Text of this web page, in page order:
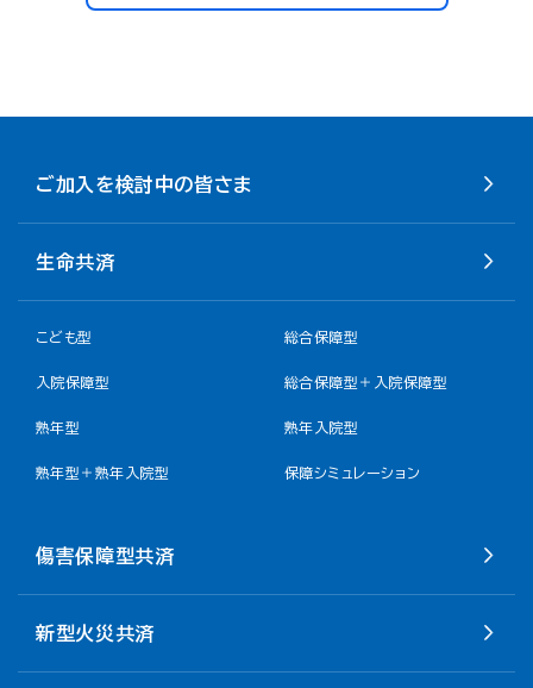
ご加入を検討中の皆さま
生命共済
こども型 総合保障型
入院保障型 総合保障型＋入院保障型
熟年型 熟年入院型
熟年型＋熟年入院型 保障シミュレーション
傷害保障型共済
新型火災共済